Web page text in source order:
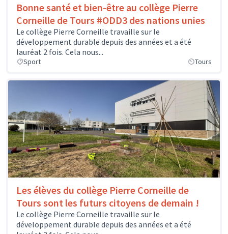
Bonne santé et bien-être au collège Pierre
Corneille de Tours #ODD3 des nations unies
Le collège Pierre Corneille travaille sur le
développement durable depuis des années et a été
lauréat 2 fois. Cela nous...
Sport Tours
Les élèves du collège Pierre Corneille de
Tours sont les futurs citoyens de demain !
Le collège Pierre Corneille travaille sur le
développement durable depuis des années et a été